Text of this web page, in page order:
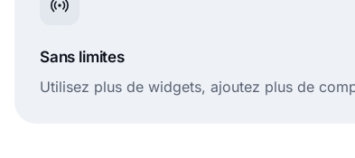
Sans limites
Utilisez plus de widgets, ajoutez plus de